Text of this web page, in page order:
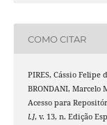
COMO CITAR
PIRES, Cássio Felipe
BRONDANI, Marcelo
Acesso para
l.], v. 13, n. Edição